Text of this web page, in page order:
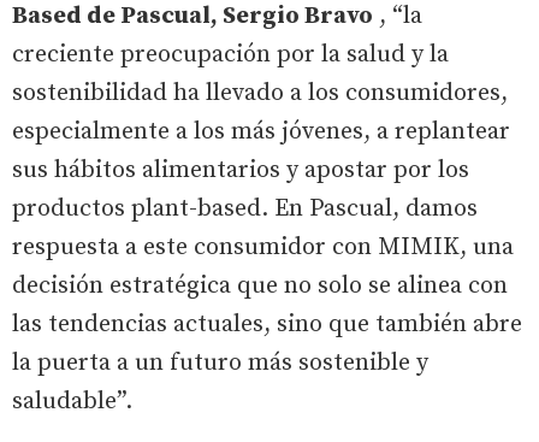
Based de Pascual, Sergio Bravo , “la
creciente preocupación por la salud y la
sostenibilidad ha llevado a los consumidores,
especialmente a los más jóvenes, a replantear
sus hábitos alimentarios y apostar por los
productos plant-based. En Pascual, damos
respuesta a este consumidor con MIMIK, una
decisión estratégica que no solo se alinea con
las tendencias actuales, sino que también abre
la puerta a un futuro más sostenible y
saludable”.